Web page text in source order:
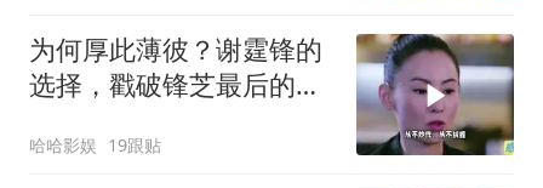
为何厚此薄彼？谢霆锋的
选择，戳破锋芝最后的体
哈哈影娱 19跟贴